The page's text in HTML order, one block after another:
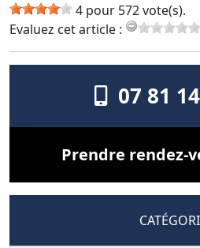
4 pour 572 vote(s).
Evaluez cet article :
07 81
Prendre rendez-